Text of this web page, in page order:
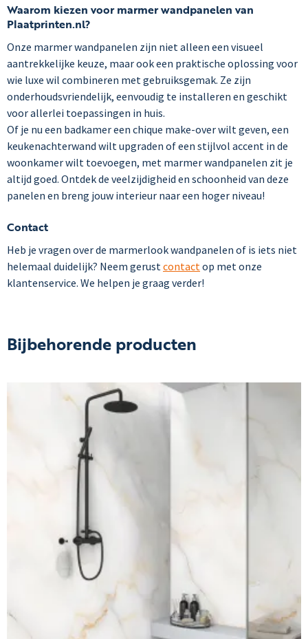
Waarom kiezen voor marmer wandpanelen van
Plaatprinten.nl?
Onze marmer wandpanelen zijn niet alleen een visueel
aantrekkelijke keuze, maar ook een praktische oplossing voor
wie luxe wil combineren met gebruiksgemak. Ze zijn
onderhoudsvriendelijk, eenvoudig te installeren en geschikt
voor allerlei toepassingen in huis.
Of je nu een badkamer een chique make-over wilt geven, een
keukenachterwand wilt upgraden of een stijlvol accent in de
woonkamer wilt toevoegen, met marmer wandpanelen zit je
altijd goed. Ontdek de veelzijdigheid en schoonheid van deze
panelen en breng jouw interieur naar een hoger niveau!
Contact
Heb je vragen over de marmerlook wandpanelen of is iets niet
helemaal duidelijk? Neem gerust contact op met onze
klantenservice. We helpen je graag verder!
Bijbehorende producten